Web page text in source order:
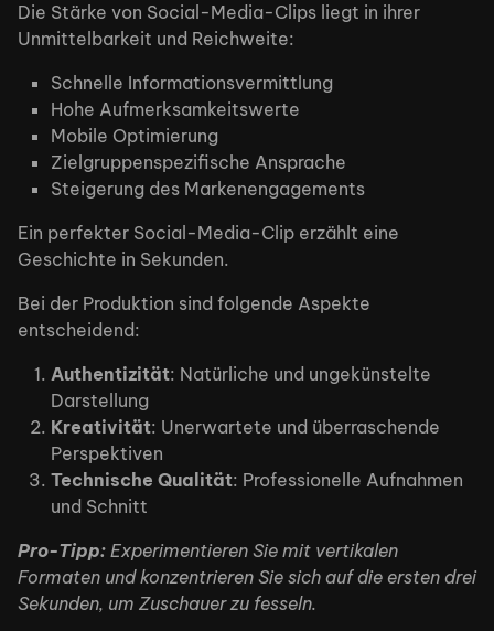
Die Stärke von Social-Media-Clips liegt in ihrer
Unmittelbarkeit und Reichweite:
Schnelle Informationsvermittlung
Hohe Aufmerksamkeitswerte
Mobile Optimierung
Zielgruppenspezifische Ansprache
Steigerung des Markenengagements
Ein perfekter Social-Media-Clip erzählt eine
Geschichte in Sekunden.
Bei der Produktion sind folgende Aspekte
entscheidend:
Authentizität: Natürliche und ungekünstelte
Darstellung
Kreativität: Unerwartete und überraschende
Perspektiven
Technische Qualität: Professionelle Aufnahmen
und Schnitt
Pro-Tipp: Experimentieren Sie mit vertikalen
Formaten und konzentrieren Sie sich auf die ersten drei
Sekunden, um Zuschauer zu fesseln.